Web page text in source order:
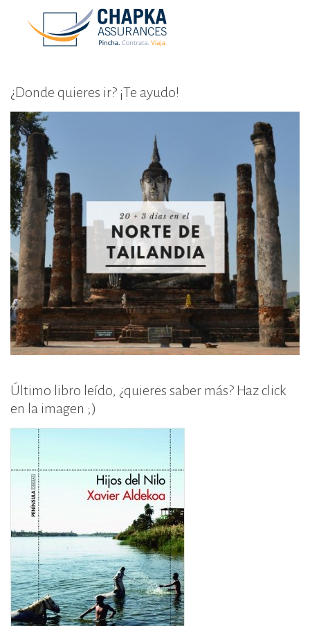
¿Donde quieres ir? ¡Te ayudo!
Último libro leído, ¿quieres saber más? Haz click
en la imagen ;)